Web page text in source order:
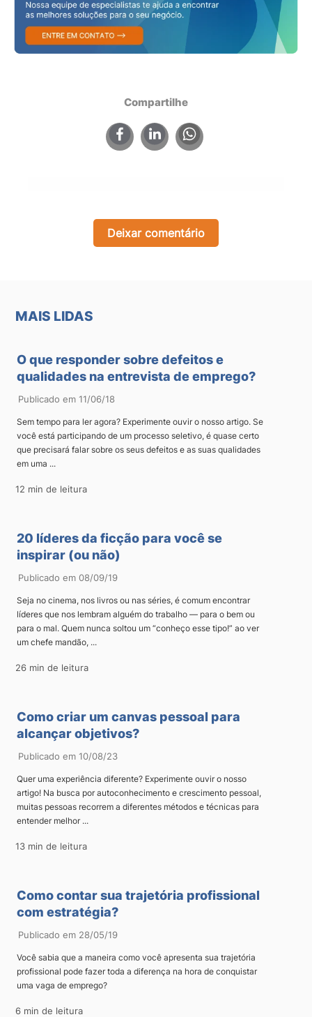
Compartilhe
Deixar comentário
MAIS LIDAS
O que responder sobre defeitos e
qualidades na entrevista de emprego?
Publicado em 11/06/18
Sem tempo para ler agora? Experimente ouvir o nosso artigo. Se
você está participando de um processo seletivo, é quase certo
que precisará falar sobre os seus defeitos e as suas qualidades
em uma ...
12 min de leitura
20 líderes da ficção para você se
inspirar (ou não)
Publicado em 08/09/19
Seja no cinema, nos livros ou nas séries, é comum encontrar
líderes que nos lembram alguém do trabalho — para o bem ou
para o mal. Quem nunca soltou um “conheço esse tipo!” ao ver
um chefe mandão, ...
26 min de leitura
Como criar um canvas pessoal para
alcançar objetivos?
Publicado em 10/08/23
Quer uma experiência diferente? Experimente ouvir o nosso
artigo! Na busca por autoconhecimento e crescimento pessoal,
muitas pessoas recorrem a diferentes métodos e técnicas para
entender melhor ...
13 min de leitura
Como contar sua trajetória profissional
com estratégia?
Publicado em 28/05/19
Você sabia que a maneira como você apresenta sua trajetória
profissional pode fazer toda a diferença na hora de conquistar
uma vaga de emprego?
6 min de leitura